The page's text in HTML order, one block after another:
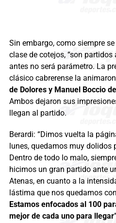
Sin embargo, como siempre
clase de cotejos, “son partidos
antes no será parámetro. La
clásico cabrerense la animaron
de Dolores y Manuel Boccio
Ambos dejaron sus
llegan al partido.
Berardi: “Dimos vuelta la
lunes, quedamos muy
Dentro de todo lo malo,
hicimos un gran partido ante
Atenas, en cuanto a la
lástima que nos quedamos
Estamos enfocados al 100
mejor de cada uno para llegar